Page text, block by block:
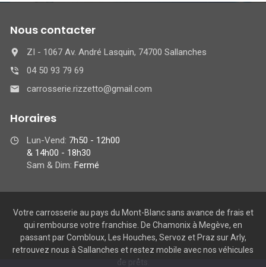
Nous contacter
ZI - 1067 Av. André Lasquin, 74700 Sallanches
04 50 93 79 69
carrosserie.rizzetto@gmail.com
Horaires
Lun-Vend: 7h50 - 12h00
& 14h00 - 18h30
Sam & Dim: Fermé
Votre carrosserie au pays du Mont-Blanc sans avance de frais et
qui rembourse votre franchise. De Chamonix à Megève, en
passant par Combloux, Les Houches, Servoz et Praz sur Arly,
retrouvez nous à Sallanches et restez mobile avec nos véhicules
de prêts.